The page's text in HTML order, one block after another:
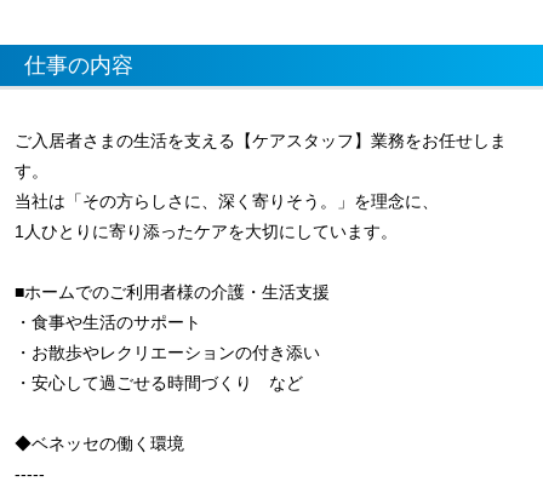
仕事の内容
ご入居者さまの生活を支える【ケアスタッフ】業務をお任せしま
す。
当社は「その方らしさに、深く寄りそう。」を理念に、
1人ひとりに寄り添ったケアを大切にしています。
■ホームでのご利用者様の介護・生活支援
・食事や生活のサポート
・お散歩やレクリエーションの付き添い
・安心して過ごせる時間づくり など
◆ベネッセの働く環境
-----